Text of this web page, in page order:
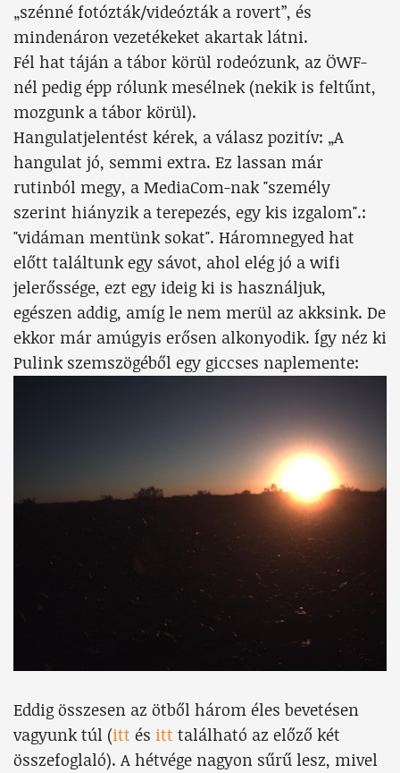
„szénné fotózták/videózták a rovert”, és
mindenáron vezetékeket akartak látni.
Fél hat táján a tábor körül rodeózunk, az ÖWF-
nél pedig épp rólunk mesélnek (nekik is feltűnt,
mozgunk a tábor körül).
Hangulatjelentést kérek, a válasz pozitív: „A
hangulat jó, semmi extra. Ez lassan már
rutinból megy, a MediaCom-nak "személy
szerint hiányzik a terepezés, egy kis izgalom".:
"vidáman mentünk sokat". Háromnegyed hat
előtt találtunk egy sávot, ahol elég jó a wifi
jelerőssége, ezt egy ideig ki is használjuk,
egészen addig, amíg le nem merül az akksink. De
ekkor már amúgyis erősen alkonyodik. Így néz ki
Pulink szemszögéből egy giccses naplemente:
Eddig összesen az ötből három éles bevetésen
vagyunk túl (itt és itt található az előző két
összefoglaló). A hétvége nagyon sűrű lesz, mivel